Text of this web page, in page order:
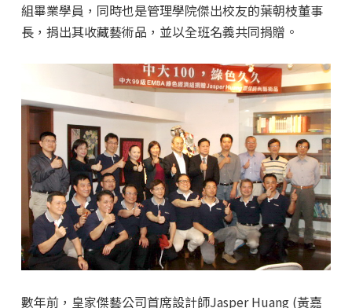
組畢業學員，同時也是管理學院傑出校友的葉朝枝董事
長，捐出其收藏藝術品，並以全班名義共同捐贈。
數年前，皇家傑藝公司首席設計師Jasper Huang (黃嘉